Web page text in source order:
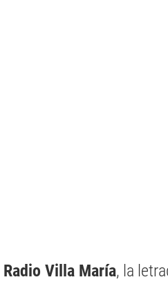
Radio Villa María, la